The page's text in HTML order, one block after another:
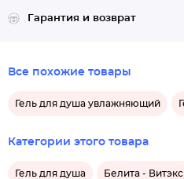
Гарантия и возврат
Все похожие товары
Гель для душа увлажняющий
Категории этого товара
Гель для душа Белита -